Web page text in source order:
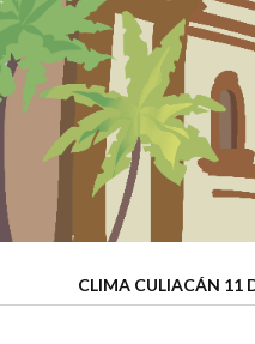
CLIMA CULIACÁN 11